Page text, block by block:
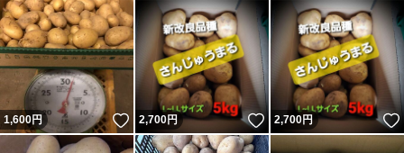
1,600円 いいね！
2,700円 いいね！
2,700円